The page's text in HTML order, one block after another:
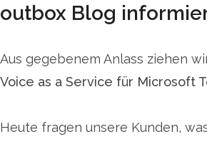
outbox Blog
Aus gegebenem Anlass ziehen
Voice as a Service für Microsoft
Heute fragen unsere Kunden,